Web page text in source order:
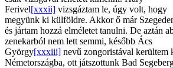
Ferivel[xxxii] vizsgáztam le, úgy volt, hogy
megyünk ki külföldre. Akkor ő már
és jártam hozzá elméletet tanulni. De aztán
zenekarból nem lett semmi, később Ács
György[xxxiii] nevű zongoristával kerültem
Németországba, ott játszottunk Bad